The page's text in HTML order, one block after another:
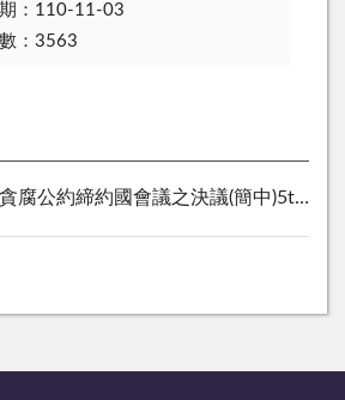
：110-11-03
：3563
公約締約國會議之決議(簡中)5th 2013.pdf